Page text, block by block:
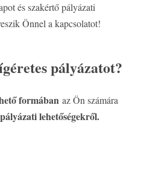
és szakértő pályázati
Önnel a kapcsolatot!
pályázatot?
formában az Ön számára
pályázati lehetőségekről.